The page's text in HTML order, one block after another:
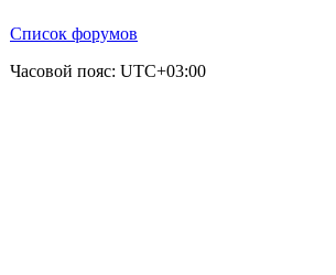
Список форумов
Часовой пояс: UTC+03:00